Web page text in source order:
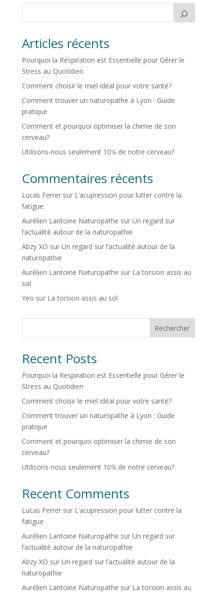
Articles récents
Pourquoi la Respiration est Essentielle pour Gérer le
Stress au Quotidien
Comment choisir le miel idéal pour votre santé?
Comment trouver un naturopathe à Lyon : Guide
pratique
Comment et pourquoi optimiser la chimie de son
cerveau?
Utilisons-nous seulement 10℅ de notre cerveau?
Commentaires récents
Lucas Ferrersur L’acupression pour lutter contre la
fatigue
Aurélien Lantoine Naturopathe sur Un regard sur
l’actualité autour de la naturopathie
Abzy XO sur Un regard sur l’actualité autour de la
naturopathie
Aurélien Lantoine Naturopathe sur La torsion assis au
sol
Yeo sur La torsion assis au sol
Rechercher
Recent Posts
Pourquoi la Respiration est Essentielle pour Gérer le
Stress au Quotidien
Comment choisir le miel idéal pour votre santé?
Comment trouver un naturopathe à Lyon : Guide
pratique
Comment et pourquoi optimiser la chimie de son
cerveau?
Utilisons-nous seulement 10℅ de notre cerveau?
Recent Comments
Lucas Ferrersur L’acupression pour lutter contre la
fatigue
Aurélien Lantoine Naturopathe sur Un regard sur
l’actualité autour de la naturopathie
Abzy XO sur Un regard sur l’actualité autour de la
naturopathie
Aurélien Lantoine Naturopathe sur La torsion assis au